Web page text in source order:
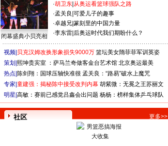
闭幕盛典小贝亮相
·胡卫东 从奥运看篮球强队之路
·孟关良 可爱儿子的趣事
·卓越兄 篆刻里的中国力量
·李东雷 后奥运时代我们期盼什么？
视频| 贝克汉姆改换形象损失9000万 篮坛美女隋菲菲军训英姿
策划| 熙坤贵宾室 ：萨马兰奇做客金台艺术馆 北京奥运最美
热点| 陈剑翔：国球压轴快准很 孟关良：“路易”破水上魔咒
专家| 童建强：揭秘陈中接受改判内幕 胡紫微：无冕之王苏丽文
明星| 高敏：赛前已感觉吕鑫会出问题 杨杨：榜样集体乒乓球队
社区 更多>>